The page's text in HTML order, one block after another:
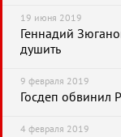
19 июня 2019
Геннадий
душить
9 февраля 2019
Госдеп обвинил
4 февраля 2019